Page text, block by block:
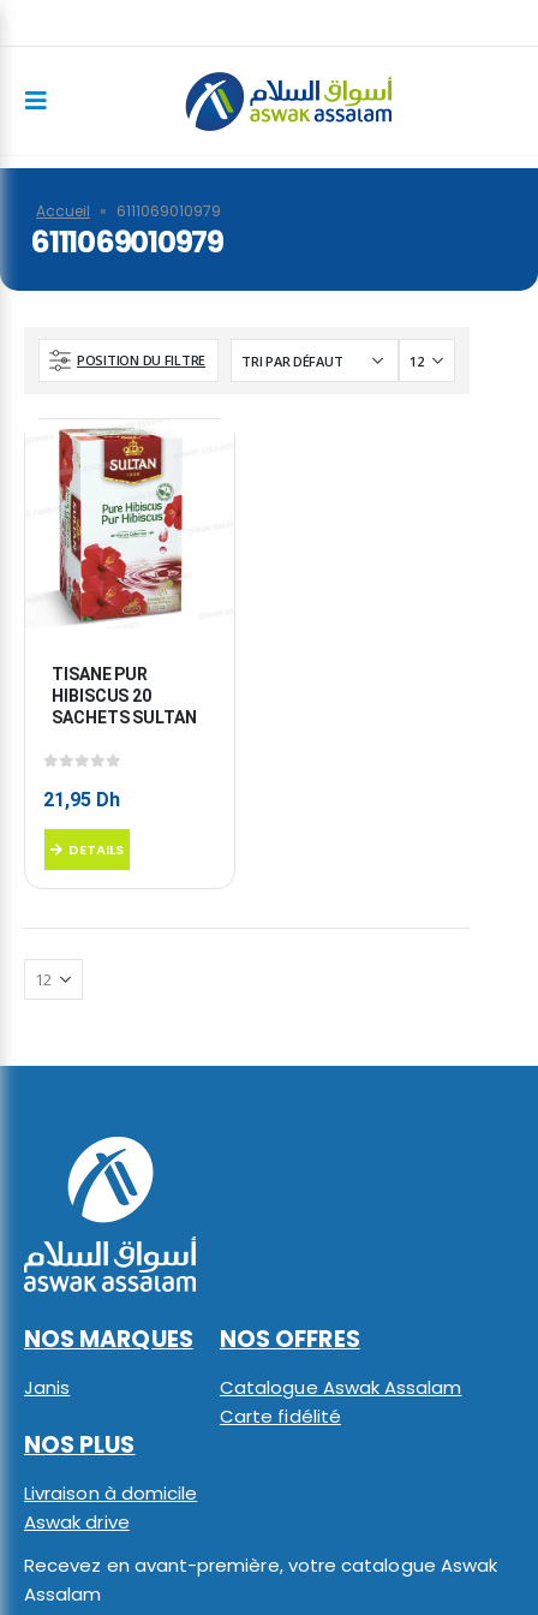
Accueil » 6111069010979
6111069010979
POSITION DU FILTRE
TISANE PUR
HIBISCUS 20
SACHETS SULTAN
21,95 Dh
DETAILS
NOS MARQUES
Janis
NOS OFFRES
Catalogue Aswak Assalam
Carte fidélité
NOS PLUS
Livraison à domicile
Aswak drive
Recevez en avant-première, votre catalogue Aswak
Assalam